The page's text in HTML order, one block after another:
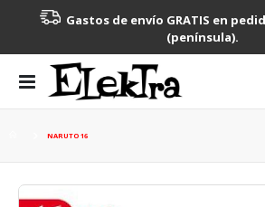
Gastos de envío GRATIS en
(península).
Toggle
Nav
NARUTO 16
Saltar